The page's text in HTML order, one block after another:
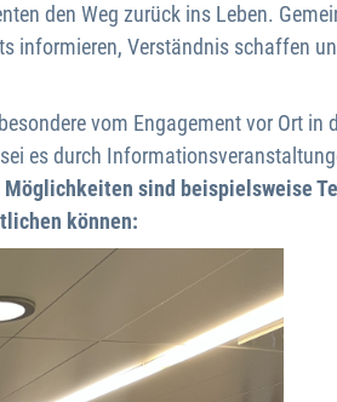
den Weg zurück ins Leben.
informieren, Verständnis schaffen
vom Engagement vor Ort in
es durch
sind beispielsweise
können: